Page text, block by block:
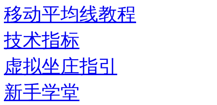
移动平均线教程
技术指标
虚拟坐庄指引
新手学堂